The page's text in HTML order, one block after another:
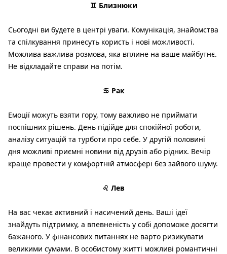
♊ Близнюки
Сьогодні ви будете в центрі уваги. Комунікація, знайомства
та спілкування принесуть користь і нові можливості.
Можлива важлива розмова, яка вплине на ваше майбутнє.
Не відкладайте справи на потім.
♋ Рак
Емоції можуть взяти гору, тому важливо не приймати
поспішних рішень. День підійде для спокійної роботи,
аналізу ситуацій та турботи про себе. У другій половині
дня можливі приємні новини від друзів або рідних. Вечір
краще провести у комфортній атмосфері без зайвого шуму.
♌ Лев
На вас чекає активний і насичений день. Ваші ідеї
знайдуть підтримку, а впевненість у собі допоможе досягти
бажаного. У фінансових питаннях не варто ризикувати
великими сумами. В особистому житті можливі романтичні